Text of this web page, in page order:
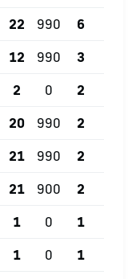
22 990 6
12 990 3
2 0 2
20 990 2
21 990 2
21 900 2
1 0 1
1 0 1